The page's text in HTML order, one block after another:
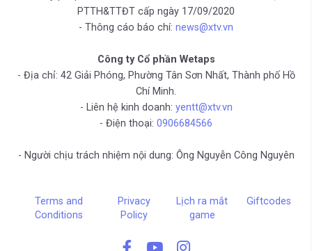
PTTH&TTĐT cấp ngày 17/09/2020
- Thông cáo báo chí: news@xtv.vn
Công ty Cổ phần Wetaps
- Địa chỉ: 42 Giải Phóng, Phường Tân Sơn Nhất, Thành phố Hồ
Chí Minh.
- Liên hệ kinh doanh: yentt@xtv.vn
- Điện thoại: 0906684566
- Người chịu trách nhiệm nội dung: Ông Nguyễn Công Nguyên
Terms and
Conditions
Privacy
Policy
Lịch ra mắt
game
Giftcodes